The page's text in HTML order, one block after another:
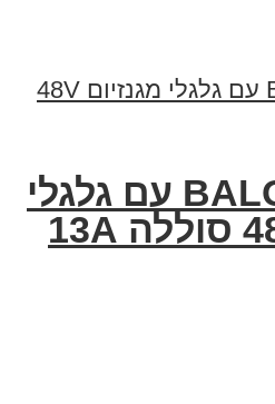
פישר BALOON עם גלגלי